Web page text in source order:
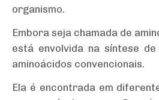
organismo.
Embora seja chamada de
está envolvida na síntese
aminoácidos convencionais.
Ela é encontrada em